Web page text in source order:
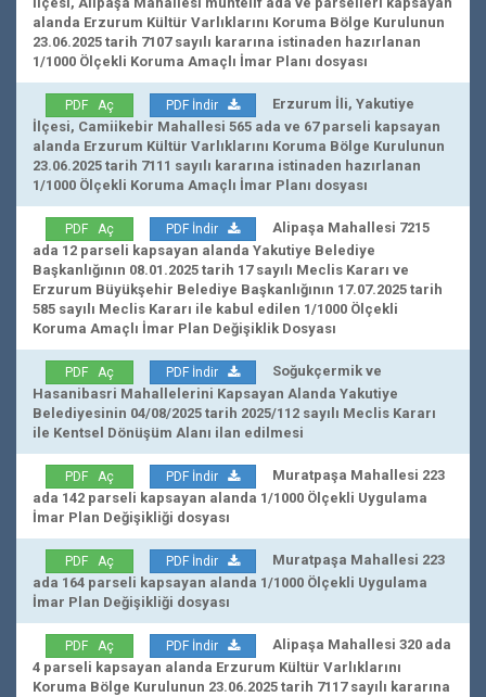
alanda Erzurum Kültür Varlıklarını Koruma Bölge Kurulunun
23.06.2025 tarih 7107 sayılı kararına istinaden hazırlanan
1/1000 Ölçekli Koruma Amaçlı İmar Planı dosyası
PDF Aç PDF İndir
Erzurum İli, Yakutiye
İlçesi, Camiikebir Mahallesi 565 ada ve 67 parseli kapsayan
alanda Erzurum Kültür Varlıklarını Koruma Bölge Kurulunun
23.06.2025 tarih 7111 sayılı kararına istinaden hazırlanan
1/1000 Ölçekli Koruma Amaçlı İmar Planı dosyası
PDF Aç PDF İndir
Alipaşa Mahallesi 7215
ada 12 parseli kapsayan alanda Yakutiye Belediye
Başkanlığının 08.01.2025 tarih 17 sayılı Meclis Kararı ve
Erzurum Büyükşehir Belediye Başkanlığının 17.07.2025 tarih
585 sayılı Meclis Kararı ile kabul edilen 1/1000 Ölçekli
Koruma Amaçlı İmar Plan Değişiklik Dosyası
PDF Aç PDF İndir
Soğukçermik ve
Hasanibasri Mahallelerini Kapsayan Alanda Yakutiye
Belediyesinin 04/08/2025 tarih 2025/112 sayılı Meclis Kararı
ile Kentsel Dönüşüm Alanı ilan edilmesi
PDF Aç PDF İndir
Muratpaşa Mahallesi 223
ada 142 parseli kapsayan alanda 1/1000 Ölçekli Uygulama
İmar Plan Değişikliği dosyası
PDF Aç PDF İndir
Muratpaşa Mahallesi 223
ada 164 parseli kapsayan alanda 1/1000 Ölçekli Uygulama
İmar Plan Değişikliği dosyası
PDF Aç PDF İndir
Alipaşa Mahallesi 320 ada
4 parseli kapsayan alanda Erzurum Kültür Varlıklarını
Koruma Bölge Kurulunun 23.06.2025 tarih 7117 sayılı kararına